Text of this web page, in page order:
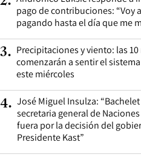
pago de contribuciones: “Voy
pagando hasta el día que me
3. Precipitaciones y viento: las
comenzarán a sentir el
este miércoles
4. José Miguel Insulza: “Bachelet
secretaria general de
fuera por la decisión del
Presidente Kast”